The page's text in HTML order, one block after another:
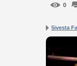
0
5ivesta